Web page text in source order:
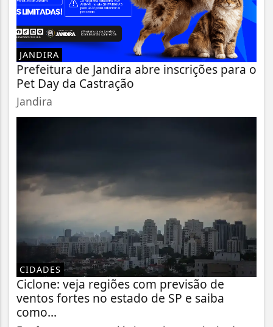
JANDIRA
Prefeitura de Jandira abre inscrições para o
Pet Day da Castração
Jandira
CIDADES
Ciclone: veja regiões com previsão de
ventos fortes no estado de SP e saiba
como...